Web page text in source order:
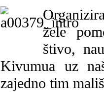
žele
štivo,
Kivumua uz
zajedno tim